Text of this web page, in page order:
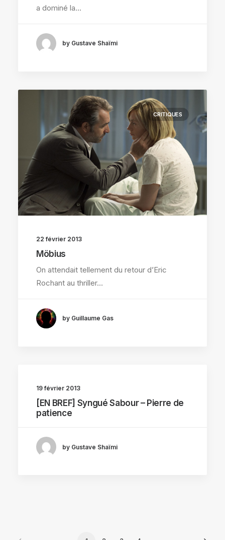
a dominé la…
by Gustave Shaïmi
CRITIQUES
22 février 2013
Möbius
On attendait tellement du retour d’Eric
Rochant au thriller…
by Guillaume Gas
19 février 2013
[EN BREF] Syngué Sabour – Pierre de
patience
by Gustave Shaïmi